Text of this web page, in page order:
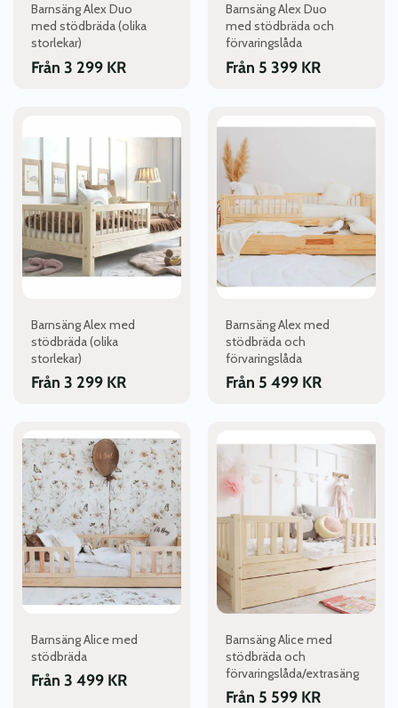
Barnsäng Alex Duo
med stödbräda (olika
storlekar)
Från 3 299 KR
produktsidan
Barnsäng Alex Duo
med stödbräda och
förvaringslåda
Från 5 399 KR
produktsidan
Barnsäng Alex med
stödbräda (olika
storlekar)
Från 3 299 KR
har
flera
varianter.
De
olika
alternativen
produktsidan
Barnsäng Alex med
stödbräda och
förvaringslåda
Från 5 499 KR
produkten
har
flera
varianter.
De
olika
kan
produktsidan
Barnsäng Alice med
stödbräda
Från 3 499 KR
här
produkten
har
flera
varianter.
De
olika
alternativen
kan
produktsidan
Barnsäng Alice med
stödbräda och
förvaringslåda/extrasäng
Från 5 599 KR
här
produkten
varianter.
De
olika
alternativen
kan
produktsidan